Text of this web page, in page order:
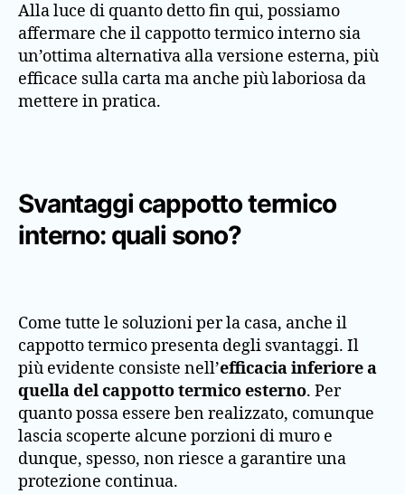
Alla luce di quanto detto fin qui, possiamo
affermare che il cappotto termico interno sia
un’ottima alternativa alla versione esterna, più
efficace sulla carta ma anche più laboriosa da
mettere in pratica.
Svantaggi cappotto termico
interno: quali sono?
Come tutte le soluzioni per la casa, anche il
cappotto termico presenta degli svantaggi. Il
più evidente consiste nell’efficacia inferiore a
quella del cappotto termico esterno. Per
quanto possa essere ben realizzato, comunque
lascia scoperte alcune porzioni di muro e
dunque, spesso, non riesce a garantire una
protezione continua.